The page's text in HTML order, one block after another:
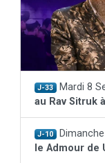
J-33 Mardi 8
au Rav Sitruk
J-10 Dimanche
le Admour de